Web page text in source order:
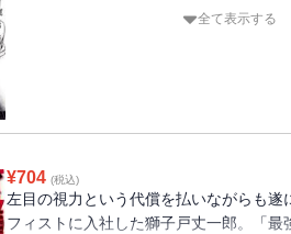
全て表示する
¥704 (税込)
左目の視力という代償を払いながらも遂
フィストに入社した獅子戸丈一郎。「最